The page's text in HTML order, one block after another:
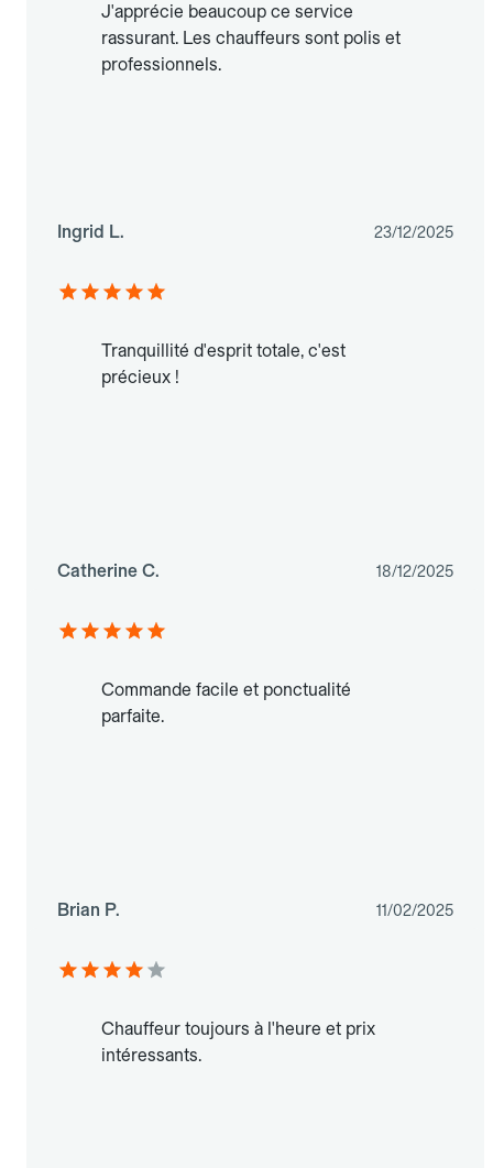
J'apprécie beaucoup ce service
rassurant. Les chauffeurs sont polis et
professionnels.
Ingrid L. 23/12/2025
Tranquillité d'esprit totale, c'est
précieux !
Catherine C. 18/12/2025
Commande facile et ponctualité
parfaite.
Brian P. 11/02/2025
Chauffeur toujours à l'heure et prix
intéressants.